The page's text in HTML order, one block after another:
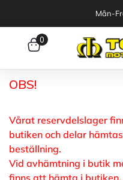
Mån-
0
OBS!
Vårat reservdelslager
butiken och delar
beställning.
Vid avhämtning i butik
finns att hämta i butiken.